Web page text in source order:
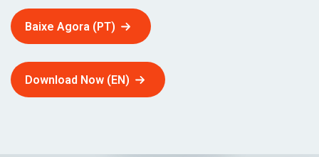
Baixe Agora (PT)
Download Now (EN)